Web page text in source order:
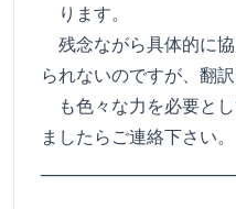
ります。
残念ながら具体的に
られないのですが、翻
も色々な力を必要と
ましたらご連絡下さい。